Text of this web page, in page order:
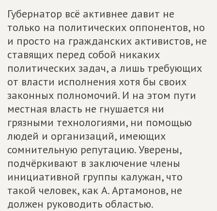
Губернатор всё активнее давит не
только на политических оппонентов, но
и просто на гражданских активистов, не
ставящих перед собой никаких
политических задач, а лишь требующих
от власти исполнения хотя бы своих
законных полномочий. И на этом пути
местная власть не гнушается ни
грязными технологиями, ни помощью
людей и организаций, имеющих
сомнительную репутацию. Уверены,
подчёркивают в заключение члены
инициативной группы калужан, что
такой человек, как А. Артамонов, не
должен руководить областью.